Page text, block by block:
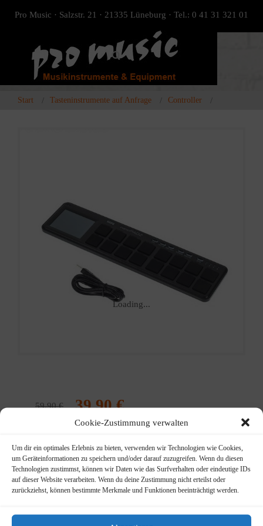
Cookie-Zustimmung verwalten
Um dir ein optimales Erlebnis zu bieten, verwenden wir Technologien wie Cookies,
um Geräteinformationen zu speichern und/oder darauf zuzugreifen. Wenn du diesen
Technologien zustimmst, können wir Daten wie das Surfverhalten oder eindeutige IDs
auf dieser Website verarbeiten. Wenn du deine Zustimmung nicht erteilst oder
zurückziehst, können bestimmte Merkmale und Funktionen beeinträchtigt werden.
Pro Music · Salzstr. 21 · 21335 Lüneburg · Tel.: 0 41 31 321 01
Start Tasteninstrumente auf Anfrage Controller
Loading...
Ursprünglicher
59,90 €
39,90€
39,90 €.
59,90€
USB Pad-Control
InfoKategorien:Controller,
Zubehör Tastenintrumente
Beschreibung